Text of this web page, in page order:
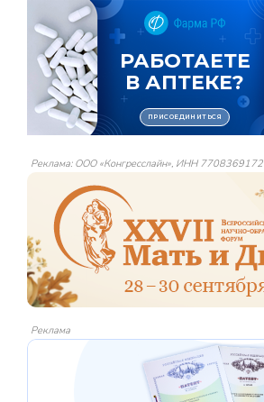
Реклама: ООО «Конгресслайн», ИНН 7708369172
Реклама